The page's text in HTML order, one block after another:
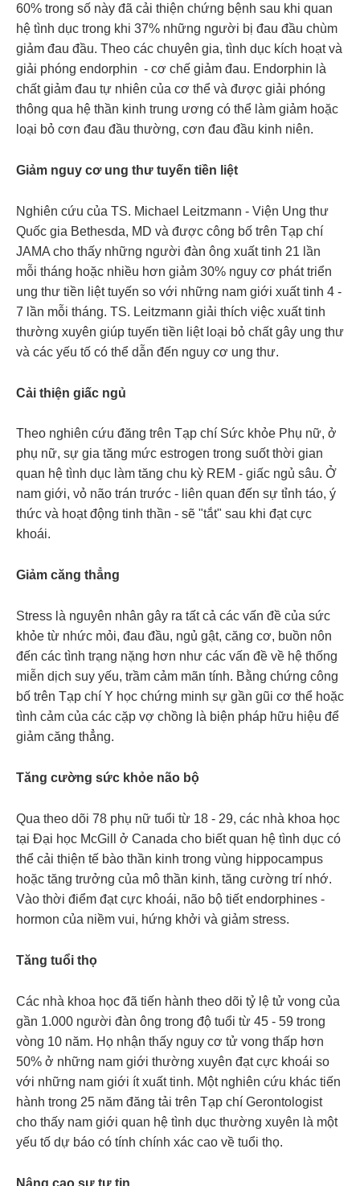
60% trong số này đã cải thiện chứng bệnh sau khi quan
hệ tình dục trong khi 37% những người bị đau đầu chùm
giảm đau đầu. Theo các chuyên gia, tình dục kích hoạt và
giải phóng endorphin - cơ chế giảm đau. Endorphin là
chất giảm đau tự nhiên của cơ thể và được giải phóng
thông qua hệ thần kinh trung ương có thể làm giảm hoặc
loại bỏ cơn đau đầu thường, cơn đau đầu kinh niên.
Giảm nguy cơ ung thư tuyến tiền liệt
Nghiên cứu của TS. Michael Leitzmann - Viện Ung thư
Quốc gia Bethesda, MD và được công bố trên Tạp chí
JAMA cho thấy những người đàn ông xuất tinh 21 lần
mỗi tháng hoặc nhiều hơn giảm 30% nguy cơ phát triển
ung thư tiền liệt tuyến so với những nam giới xuất tinh 4 -
7 lần mỗi tháng. TS. Leitzmann giải thích việc xuất tinh
thường xuyên giúp tuyến tiền liệt loại bỏ chất gây ung thư
và các yếu tố có thể dẫn đến nguy cơ ung thư.
Cải thiện giấc ngủ
Theo nghiên cứu đăng trên Tạp chí Sức khỏe Phụ nữ, ở
phụ nữ, sự gia tăng mức estrogen trong suốt thời gian
quan hệ tình dục làm tăng chu kỳ REM - giấc ngủ sâu. Ở
nam giới, vỏ não trán trước - liên quan đến sự tỉnh táo, ý
thức và hoạt động tinh thần - sẽ "tắt" sau khi đạt cực
khoái.
Giảm căng thẳng
Stress là nguyên nhân gây ra tất cả các vấn đề của sức
khỏe từ nhức mỏi, đau đầu, ngủ gật, căng cơ, buồn nôn
đến các tình trạng nặng hơn như các vấn đề về hệ thống
miễn dịch suy yếu, trầm cảm mãn tính. Bằng chứng công
bố trên Tạp chí Y học chứng minh sự gần gũi cơ thể hoặc
tình cảm của các cặp vợ chồng là biện pháp hữu hiệu để
giảm căng thẳng.
Tăng cường sức khỏe não bộ
Qua theo dõi 78 phụ nữ tuổi từ 18 - 29, các nhà khoa học
tại Đại học McGill ở Canada cho biết quan hệ tình dục có
thể cải thiện tế bào thần kinh trong vùng hippocampus
hoặc tăng trưởng của mô thần kinh, tăng cường trí nhớ.
Vào thời điểm đạt cực khoái, não bộ tiết endorphines -
hormon của niềm vui, hứng khởi và giảm stress.
Tăng tuổi thọ
Các nhà khoa học đã tiến hành theo dõi tỷ lệ tử vong của
gần 1.000 người đàn ông trong độ tuổi từ 45 - 59 trong
vòng 10 năm. Họ nhận thấy nguy cơ tử vong thấp hơn
50% ở những nam giới thường xuyên đạt cực khoái so
với những nam giới ít xuất tinh. Một nghiên cứu khác tiến
hành trong 25 năm đăng tải trên Tạp chí Gerontologist
cho thấy nam giới quan hệ tình dục thường xuyên là một
yếu tố dự báo có tính chính xác cao về tuổi thọ.
Nâng cao sự tự tin